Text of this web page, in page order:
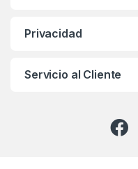
Privacidad
Servicio al Cliente